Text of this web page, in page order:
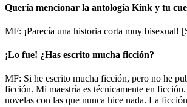
Quería mencionar la antología Kink y tu
MF: ¡Parecía una historia corta muy bisexual!
¡Lo fue! ¿Has escrito mucha ficción?
MF: Si he escrito mucha ficción, pero no he
ficción. Mi maestría es técnicamente en
novelas con las que nunca hice nada. La